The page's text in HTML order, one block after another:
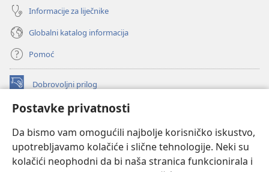
Postavke privatnosti
Da bismo vam omogućili najbolje korisničko iskustvo,
upotrebljavamo kolačiće i slične tehnologije. Neki su
kolačići neophodni da bi naša stranica funkcionirala i
Informacije za liječnike
Globalni katalog informacija
Pomoć
Dobrovoljni prilog
(otvara
novi
INTERNETSKA BIBLIOTEKA Watchtower
se
novi
prozor)
JW Hub
(otvara
se